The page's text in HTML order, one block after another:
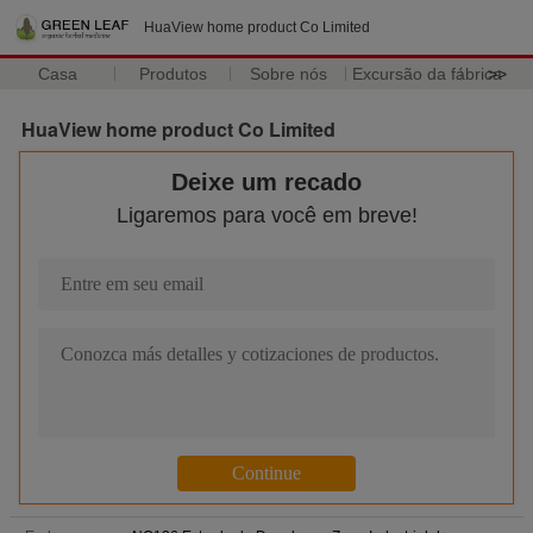
HuaView home product Co Limited
Casa Produtos Sobre nós Excursão da fábrica
>>
HuaView home product Co Limited
Deixe um recado
Ligaremos para você em breve!